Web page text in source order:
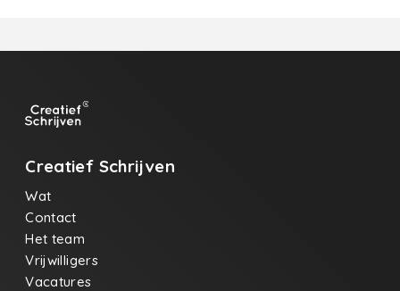
Creatief Schrijven
Wat
Contact
Het team
Vrijwilligers
Vacatures